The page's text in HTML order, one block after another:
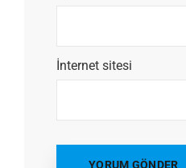
İnternet sitesi